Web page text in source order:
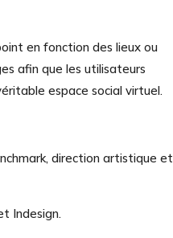
en fonction des lieux ou
afin que les utilisateurs
espace social virtuel.
direction artistique et
Indesign.